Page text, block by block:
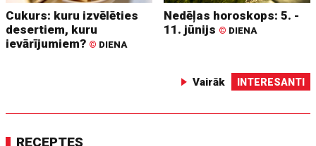
Cukurs: kuru izvēlēties
desertiem, kuru
ievārījumiem? © DIENA
Nedēļas horoskops: 5. -
11. jūnijs © DIENA
Vairāk INTERESANTI
RECEPTES